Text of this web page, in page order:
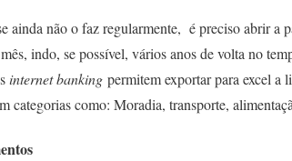
ainda não o faz regularmente, é preciso abrir a
indo, se possível, vários anos de volta no
internet banking permitem exportar para excel a
categorias como: Moradia, transporte,